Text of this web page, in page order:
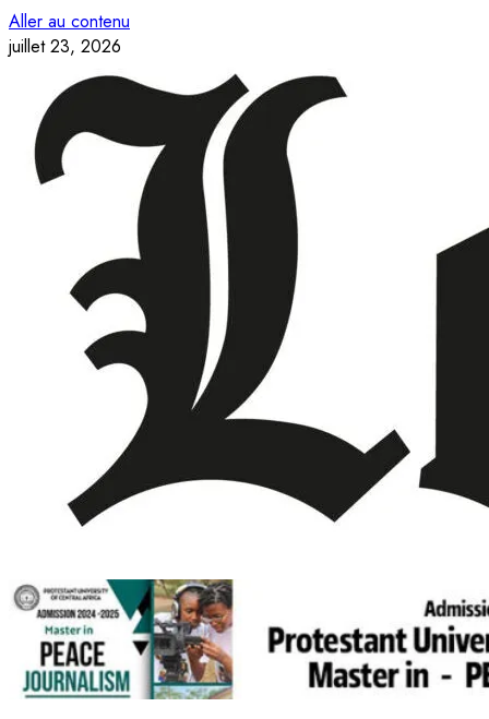
Aller au contenu
juillet 23, 2026